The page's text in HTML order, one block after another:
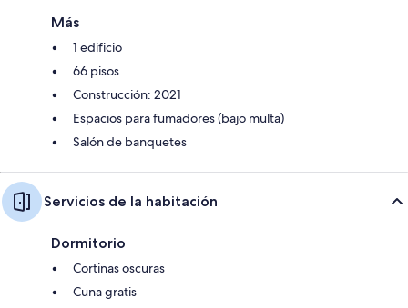
Más
1 edificio
66 pisos
Construcción: 2021
Espacios para fumadores (bajo multa)
Salón de banquetes
Servicios de la habitación
Dormitorio
Cortinas oscuras
Cuna gratis